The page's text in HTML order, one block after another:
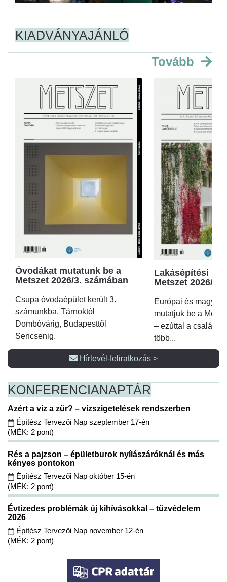
KIADVÁNYAJÁNLÓ
Tovább
Óvodákat mutatunk be a
Metszet 2026/3. számában
Csupa óvodaépület került 3.
számunkba, Tárnoktól
Dombóvárig, Budapesttől
Sencsenig.
Lakásépítési
Metszet 2026/2.
Európai és magyar
mutatjuk be a
– ezúttal a családi
több...
Hírlevél-feliratkozás >
KONFERENCIANAPTÁR
Azért a víz a zűr? – vízszigetelések rendszerben
Építész Tervezői Nap szeptember 17-én
(MÉK: 2 pont)
Rés a pajzson – épületburok nyílászáróknál és más
kényes pontokon
Építész Tervezői Nap október 15-én
(MÉK: 2 pont)
Évtizedes problémák új kihívásokkal – tűzvédelem
2026
Építész Tervezői Nap november 12-én
(MÉK: 2 pont)